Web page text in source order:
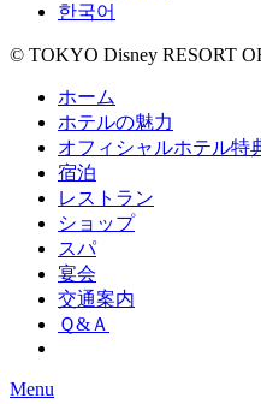
한국어
© TOKYO Disney RESORT
ホーム
ホテルの魅力
オフィシャルホテル特
宿泊
レストラン
ショップ
スパ
宴会
交通案内
Ｑ&Ａ
Menu